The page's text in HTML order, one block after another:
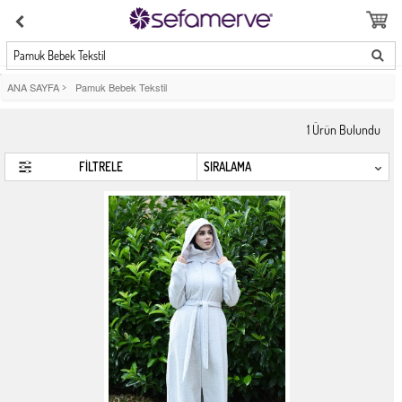
Pamuk Bebek Tekstil
ANA SAYFA > Pamuk Bebek Tekstil
1 Ürün Bulundu
FİLTRELE